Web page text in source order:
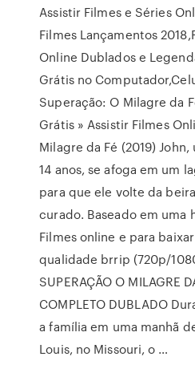
Assistir Filmes e Séries
Filmes Lançamentos
Online Dublados e
Grátis no
Superação: O Milagre da
Grátis » Assistir Filmes
Milagre da Fé (2019)
14 anos, se afoga em um
para que ele volte da
curado. Baseado em uma
Filmes online e para
qualidade brrip (720p/
SUPERAÇÃO O MILAGRE
COMPLETO DUBLADO
a família em uma manhã
Louis, no Missouri, o …